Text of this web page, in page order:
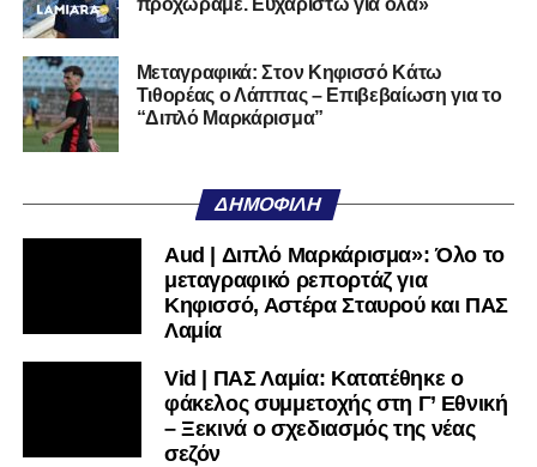
Αυτοπεποίθηση.
Αν η Λαμία συνεχίσει να μικραίνει τον εαυτό της, δεν θα
χρειαστεί κανείς άλλος να το κάνει.
Όταν αποφασίσει να συνειδητοποιήσει ότι είναι
πολύ μικρή.
lamiara.grστοGoogle Newsγια να
μαθαίνετε πρώτοι τα κυανόλευκα νέα στην Ελλάδα και τον
υπόλοιπο κόσμο. Ακολουθήστε το lamiara.gr στο
μαθαίνετε σε χρόνο dt όλα τα νέα.
Μεταγραφικά: Στον Κηφισσό Κάτω
Τιθορέας ο Λάππας – Επιβεβαίωση για το
“Διπλό Μαρκάρισμα”
ΔΗΜΟΦΙΛΉ
Aud | Διπλό Μαρκάρισμα»: Όλο το
μεταγραφικό ρεπορτάζ για
Κηφισσό, Αστέρα Σταυρού και ΠΑΣ
Λαμία
Vid | ΠΑΣ Λαμία: Κατατέθηκε ο
φάκελος συμμετοχής στη Γ’ Εθνική
– Ξεκινά ο σχεδιασμός της νέας
σεζόν